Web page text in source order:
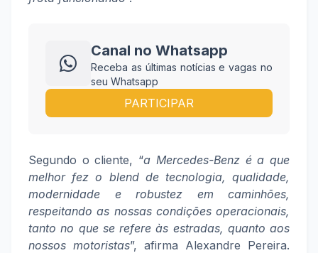
Canal no Whatsapp
Receba as últimas notícias e vagas no
seu Whatsapp
PARTICIPAR
Segundo o cliente, “a Mercedes-Benz é a que
melhor fez o blend de tecnologia, qualidade,
modernidade e robustez em caminhões,
respeitando as nossas condições operacionais,
tanto no que se refere às estradas, quanto aos
nossos motoristas”, afirma Alexandre Pereira.